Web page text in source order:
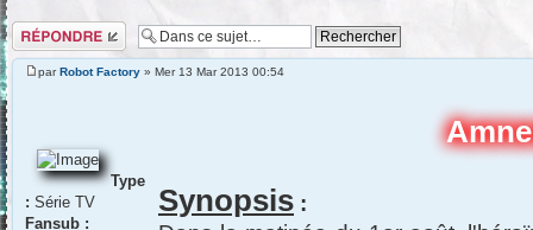
Répondre
parRobot Factory » Mer 13 Mar 2013 00:54
Type
: Série TV
Fansub :
Synopsis :